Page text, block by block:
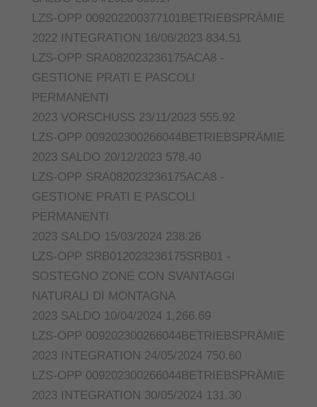
LZS-OPP 009202200377101BETRIEBSPRÄMIE
2022 INTEGRATION 16/06/2023 834.51
LZS-OPP SRA082023236175ACA8 -
GESTIONE PRATI E PASCOLI
PERMANENTI
2023 VORSCHUSS 23/11/2023 555.92
LZS-OPP 009202300266044BETRIEBSPRÄMIE
2023 SALDO 20/12/2023 578.40
LZS-OPP SRA082023236175ACA8 -
GESTIONE PRATI E PASCOLI
PERMANENTI
2023 SALDO 15/03/2024 238.26
LZS-OPP SRB012023236175SRB01 -
SOSTEGNO ZONE CON SVANTAGGI
NATURALI DI MONTAGNA
2023 SALDO 10/04/2024 1,266.69
LZS-OPP 009202300266044BETRIEBSPRÄMIE
2023 INTEGRATION 24/05/2024 750.60
LZS-OPP 009202300266044BETRIEBSPRÄMIE
2023 INTEGRATION 30/05/2024 131.30